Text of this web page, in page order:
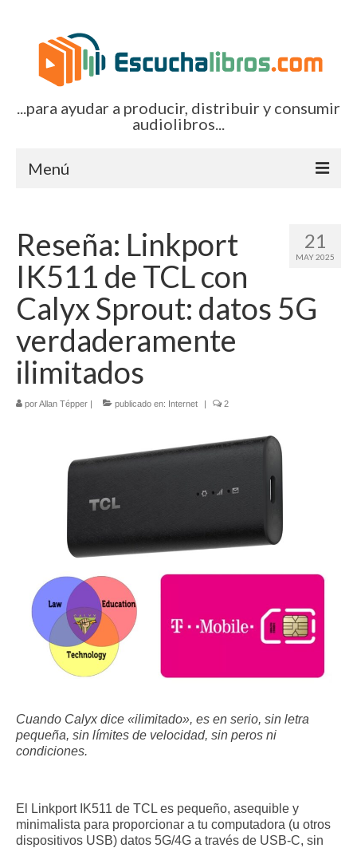
...para ayudar a producir, distribuir y consumir
audiolibros...
Menú
Artículos (todos)
Boletines por correo-e
Glosariocastellano.com
EditorialTecnoTur.com
Contacto (vía TecnoTur)
21
MAY 2025
Reseña: Linkport
IK511 de TCL con
Calyx Sprout: datos 5G
verdaderamente
ilimitados
porAllan Tépper publicado en: Internet 2
Cuando Calyx dice «ilimitado», es en serio, sin letra
pequeña, sin límites de velocidad, sin peros ni
condiciones.
El Linkport IK511 de TCL es pequeño, asequible y
minimalista para proporcionar a tu computadora (u otros
dispositivos USB) datos 5G/4G a través de USB-C, sin